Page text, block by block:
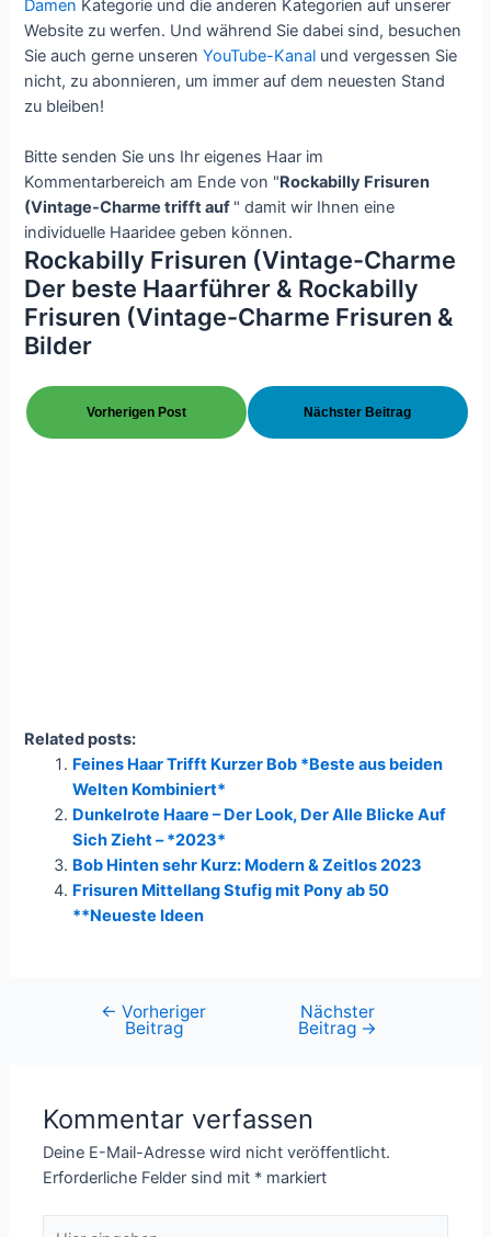
Damen Kategorie und die anderen Kategorien auf unserer
Website zu werfen. Und während Sie dabei sind, besuchen
Sie auch gerne unserenYouTube-Kanal und vergessen Sie
nicht, zu abonnieren, um immer auf dem neuesten Stand
zu bleiben!
Bitte senden Sie uns Ihr eigenes Haar im
Kommentarbereich am Ende von "Rockabilly Frisuren
(Vintage-Charme trifft auf " damit wir Ihnen eine
individuelle Haaridee geben können.
Rockabilly Frisuren (Vintage-Charme
Der beste Haarführer & Rockabilly
Frisuren (Vintage-Charme Frisuren &
Bilder
Vorherigen Post Nächster Beitrag
Related posts:
Feines Haar Trifft Kurzer Bob *Beste aus beiden
Welten Kombiniert*
Dunkelrote Haare – Der Look, Der Alle Blicke Auf
Sich Zieht – *2023*
Bob Hinten sehr Kurz: Modern & Zeitlos 2023
Frisuren Mittellang Stufig mit Pony ab 50
**Neueste Ideen
Beitragsnavigation
← Vorheriger
Beitrag
Nächster
Beitrag →
Kommentar verfassen
Deine E-Mail-Adresse wird nicht veröffentlicht.
Erforderliche Felder sind mit * markiert